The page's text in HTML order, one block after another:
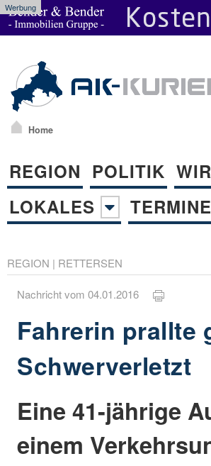
Werbung
Home
REGION POLITIK
LOKALES
TERMINE
REGION | RETTERSEN
Nachricht vom 04.01.2016
Fahrerin prallte
Schwerverletzt
Eine 41-jährige
einem